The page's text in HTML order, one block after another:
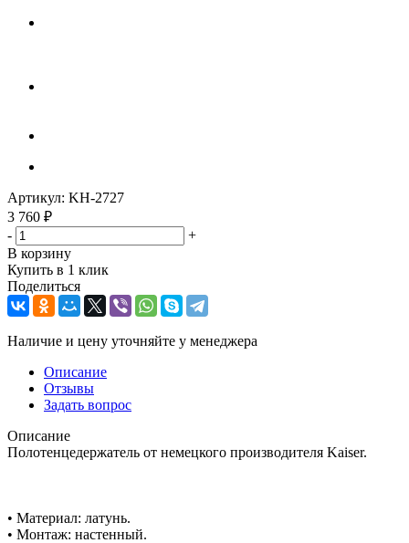
Артикул: KH-2727
3 760 ₽
-
+
В корзину
Купить в 1 клик
Поделиться
Наличие и цену уточняйте у менеджера
Описание
Отзывы
Задать вопрос
Описание
Полотенцедержатель от немецкого производителя Kaiser.
• Материал: латунь.
• Монтаж: настенный.